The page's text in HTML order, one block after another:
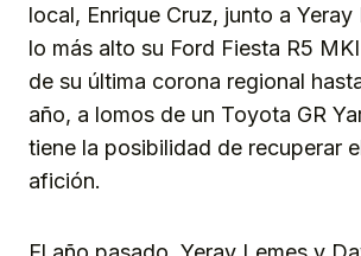
local, Enrique Cruz, junto a
lo más alto su Ford Fiesta R5
de su última corona regional
año, a lomos de un Toyota GR
tiene la posibilidad de recuperar
afición.